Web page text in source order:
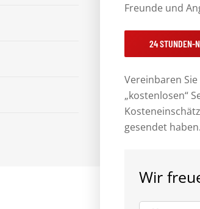
Freunde und
24 STUNDEN-
Vereinbaren
„kostenlosen“
gesendet haben.
Wir